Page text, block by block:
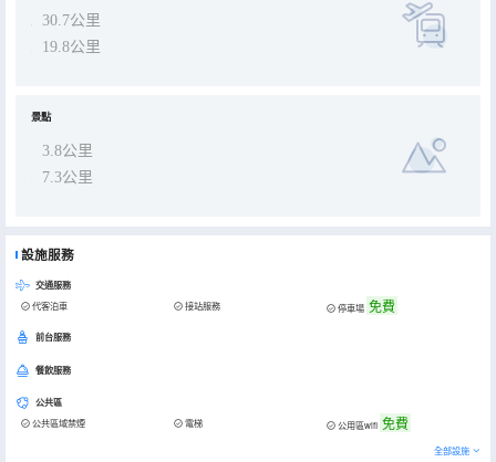
30.7公里
19.8公里
景點
3.8公里
7.3公里
設施服務
交通服務
代客泊車 接站服務 停車場 免費
前台服務
餐飲服務
公共區
公共區域禁煙 電梯 公用區wifi 免費
全部設施